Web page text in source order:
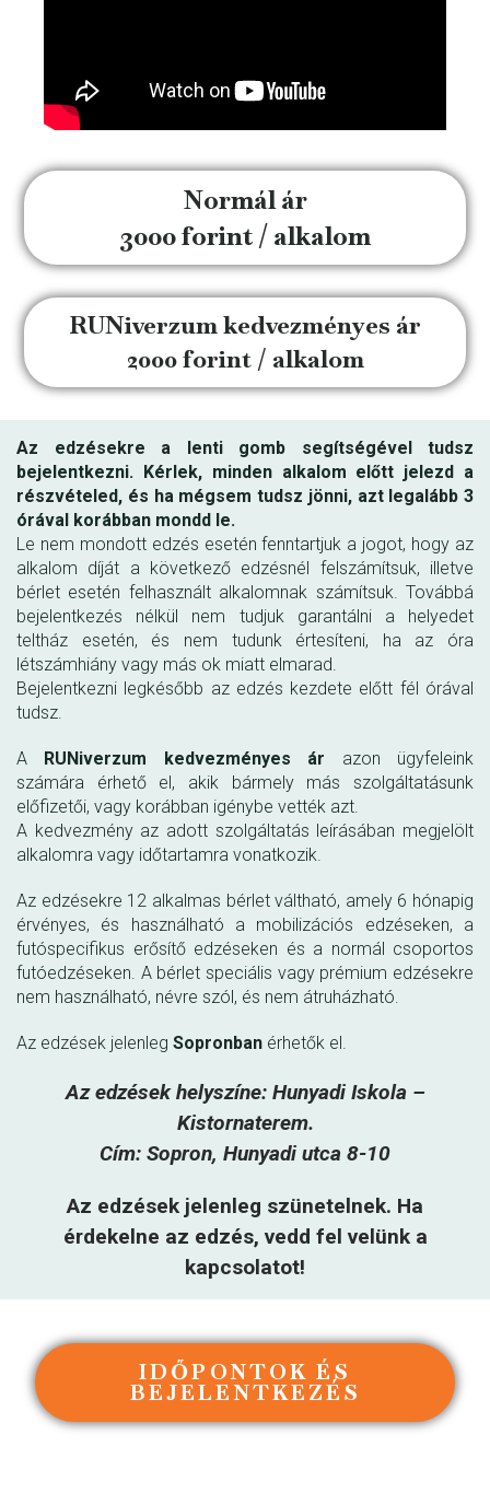
Normál ár
3000 forint / alkalom
RUNiverzum kedvezményes ár
2000 forint / alkalom
Az edzésekre a lenti gomb segítségével tudsz
bejelentkezni.
Kérlek, minden alkalom előtt jelezd a
részvételed, és ha mégsem tudsz jönni, azt legalább 3
órával korábban mondd le.
Le nem mondott edzés esetén fenntartjuk a jogot, hogy az
alkalom díját a következő edzésnél felszámítsuk, illetve
bérlet esetén felhasznált alkalomnak számítsuk. Továbbá
bejelentkezés nélkül nem tudjuk garantálni a helyedet
teltház esetén, és nem tudunk értesíteni, ha az óra
létszámhiány vagy más ok miatt elmarad.
Bejelentkezni legkésőbb az edzés kezdete előtt fél órával
tudsz.
A RUNiverzum kedvezményes ár azon ügyfeleink
számára érhető el, akik bármely más szolgáltatásunk
előfizetői, vagy korábban igénybe vették azt.
A kedvezmény az adott szolgáltatás leírásában megjelölt
alkalomra vagy időtartamra vonatkozik.
Az edzésekre 12 alkalmas bérlet váltható, amely 6 hónapig
érvényes, és használható a mobilizációs edzéseken, a
futóspecifikus erősítő edzéseken és a normál csoportos
futóedzéseken. A bérlet speciális vagy prémium edzésekre
nem használható, névre szól, és nem átruházható.
Az edzések jelenleg Sopronban érhetők el.
Az edzések helyszíne: Hunyadi Iskola –
Kistornaterem.
Cím: Sopron, Hunyadi utca 8-10
Az edzések jelenleg szünetelnek. Ha
érdekelne az edzés, vedd fel velünk a
kapcsolatot!
IDŐPONTOK ÉS
BEJELENTKEZÉS